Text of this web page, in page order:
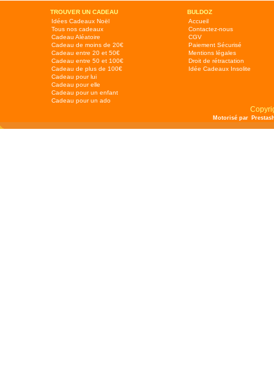
TROUVER UN CADEAU
BULDOZ
Idées Cadeaux Noël
Tous nos cadeaux
Cadeau Aléatoire
Cadeau de moins de 20€
Cadeau entre 20 et 50€
Cadeau entre 50 et 100€
Cadeau de plus de 100€
Cadeau pour lui
Cadeau pour elle
Cadeau pour un enfant
Cadeau pour un ado
Accueil
Contactez-nous
CGV
Paiement Sécurisé
Mentions légales
Droit de rétractation
Idée Cadeaux Insolite
Motorisé par